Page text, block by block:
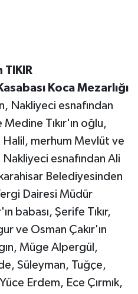
Koca Mezarlığı
Nakliyeci esnafından
Tıkır'ın oğlu,
merhum Mevlüt ve
Nakliyeci esnafından Ali
Belediyesinden
Dairesi Müdür
babası, Şerife Tıkır,
ve Osman Çakır'ın
Müge Alpergül,
Süleyman, Tuğçe,
Erdem, Ece Çırmık,